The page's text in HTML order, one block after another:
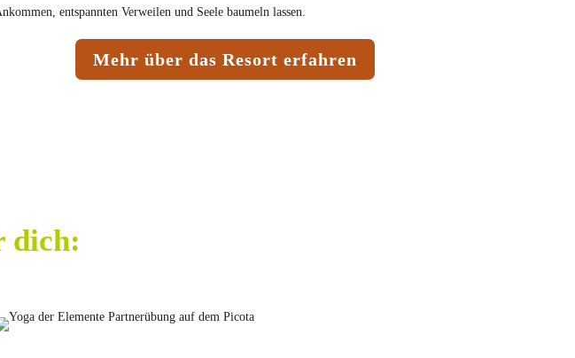
entspannten Verweilen und Seele baumeln lassen.
Mehr über das Resort erfahren
dich: